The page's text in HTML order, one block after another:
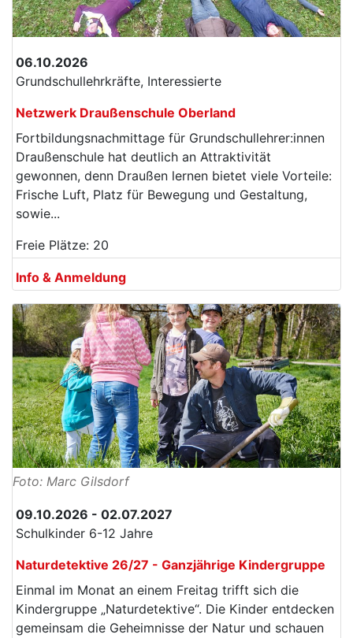
06.10.2026
Grundschullehrkräfte, Interessierte
Netzwerk Draußenschule Oberland
Fortbildungsnachmittage für Grundschullehrer:innen
Draußenschule hat deutlich an Attraktivität
gewonnen, denn Draußen lernen bietet viele Vorteile:
Frische Luft, Platz für Bewegung und Gestaltung,
sowie...
Freie Plätze: 20
Info & Anmeldung
Foto: Marc Gilsdorf
09.10.2026 - 02.07.2027
Schulkinder 6-12 Jahre
Naturdetektive 26/27 - Ganzjährige Kindergruppe
Einmal im Monat an einem Freitag trifft sich die
Kindergruppe „Naturdetektive“. Die Kinder entdecken
gemeinsam die Geheimnisse der Natur und schauen